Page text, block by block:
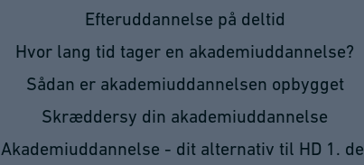
Efteruddannelse på deltid
Hvor lang tid tager en akademiuddannelse?
Sådan er akademiuddannelsen opbygget
Skræddersy din akademiuddannelse
Akademiuddannelse - dit alternativ til HD 1.